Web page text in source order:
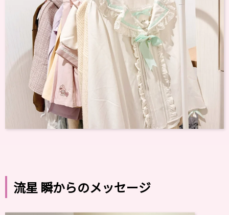
流星 瞬からのメッセージ